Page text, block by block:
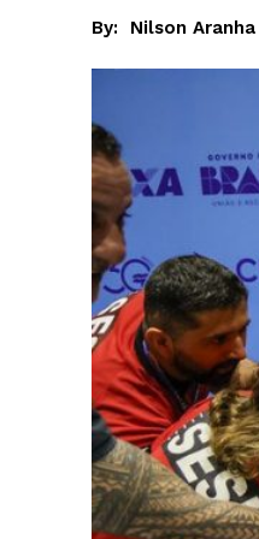
By: Nilson Aranha